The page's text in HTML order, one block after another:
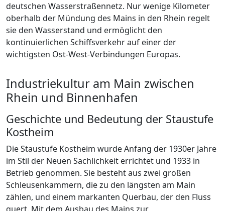
deutschen Wasserstraßennetz. Nur wenige Kilometer
oberhalb der Mündung des Mains in den Rhein regelt
sie den Wasserstand und ermöglicht den
kontinuierlichen Schiffsverkehr auf einer der
wichtigsten Ost-West-Verbindungen Europas.
Industriekultur am Main zwischen
Rhein und Binnenhafen
Geschichte und Bedeutung der Staustufe
Kostheim
Die Staustufe Kostheim wurde Anfang der 1930er Jahre
im Stil der Neuen Sachlichkeit errichtet und 1933 in
Betrieb genommen. Sie besteht aus zwei großen
Schleusenkammern, die zu den längsten am Main
zählen, und einem markanten Querbau, der den Fluss